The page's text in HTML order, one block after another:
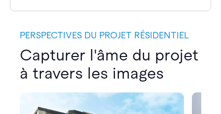
PERSPECTIVES DU PROJET RÉSIDENTIEL
Capturer l'âme du projet
à travers les images